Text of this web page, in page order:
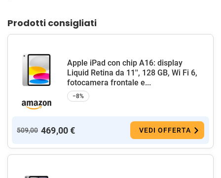
Prodotti consigliati
Apple iPad con chip A16: display
Liquid Retina da 11'', 128 GB, Wi Fi 6,
fotocamera frontale e...
−8%
509,00 469,00 € VEDI OFFERTA